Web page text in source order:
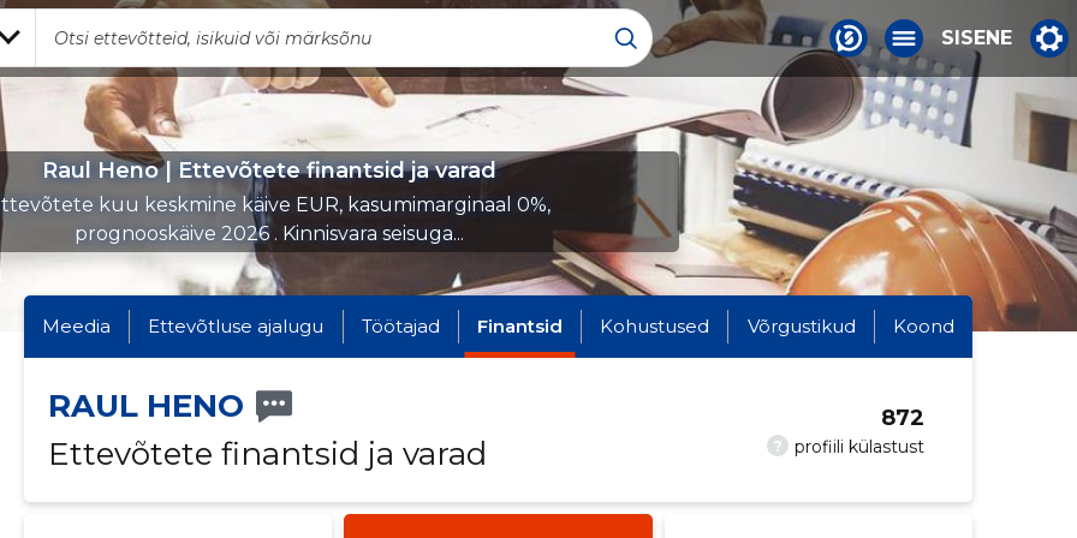
SISENE
Raul Heno | Ettevõtete finantsid ja varad
kuu keskmine käive EUR, kasumimarginaal 0%,
prognooskäive 2026 . Kinnisvara seisuga...
Meedia Ettevõtluse ajalugu Töötajad Finantsid Kohustused Võrgustikud Koond
RAUL HENO
Ettevõtete finantsid ja varad
? profiili külastust
872